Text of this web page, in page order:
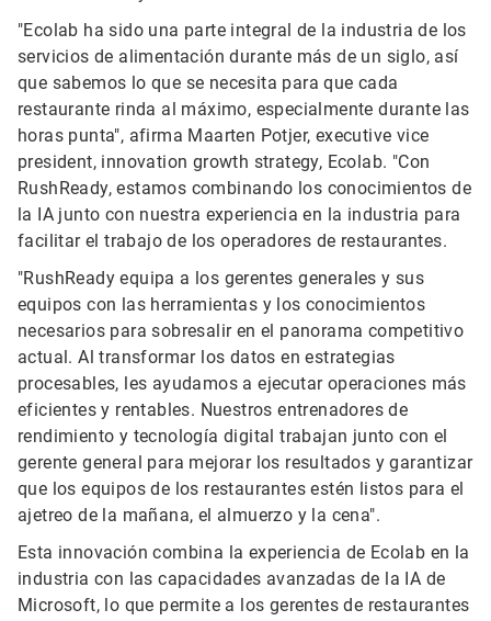
"Ecolab ha sido una parte integral de la industria de los
servicios de alimentación durante más de un siglo, así
que sabemos lo que se necesita para que cada
restaurante rinda al máximo, especialmente durante las
horas punta", afirma Maarten Potjer, executive vice
president, innovation growth strategy, Ecolab. "Con
RushReady, estamos combinando los conocimientos de
la IA junto con nuestra experiencia en la industria para
facilitar el trabajo de los operadores de restaurantes.
"RushReady equipa a los gerentes generales y sus
equipos con las herramientas y los conocimientos
necesarios para sobresalir en el panorama competitivo
actual. Al transformar los datos en estrategias
procesables, les ayudamos a ejecutar operaciones más
eficientes y rentables. Nuestros entrenadores de
rendimiento y tecnología digital trabajan junto con el
gerente general para mejorar los resultados y garantizar
que los equipos de los restaurantes estén listos para el
ajetreo de la mañana, el almuerzo y la cena".
Esta innovación combina la experiencia de Ecolab en la
industria con las capacidades avanzadas de la IA de
Microsoft, lo que permite a los gerentes de restaurantes